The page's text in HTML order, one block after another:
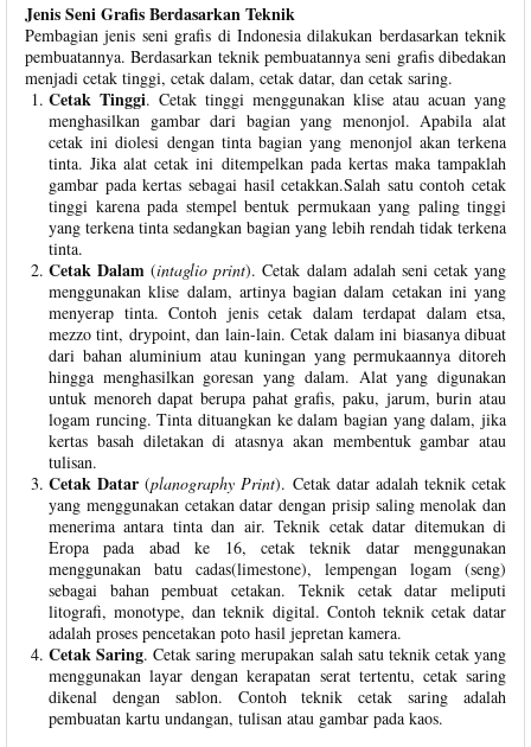
Jenis Seni Grafis Berdasarkan Teknik
Pembagian jenis seni grafis di Indonesia dilakukan berdasarkan teknik
pembuatannya. Berdasarkan teknik pembuatannya seni grafis dibedakan
menjadi cetak tinggi, cetak dalam, cetak datar, dan cetak saring.
Cetak Tinggi. Cetak tinggi menggunakan klise atau acuan yang
menghasilkan gambar dari bagian yang menonjol. Apabila alat
cetak ini diolesi dengan tinta bagian yang menonjol akan terkena
tinta. Jika alat cetak ini ditempelkan pada kertas maka tampaklah
gambar pada kertas sebagai hasil cetakkan.Salah satu contoh cetak
tinggi karena pada stempel bentuk permukaan yang paling tinggi
yang terkena tinta sedangkan bagian yang lebih rendah tidak terkena
tinta.
Cetak Dalam (intaglio print). Cetak dalam adalah seni cetak yang
menggunakan klise dalam, artinya bagian dalam cetakan ini yang
menyerap tinta. Contoh jenis cetak dalam terdapat dalam etsa,
mezzo tint, drypoint, dan lain-lain. Cetak dalam ini biasanya dibuat
dari bahan aluminium atau kuningan yang permukaannya ditoreh
hingga menghasilkan goresan yang dalam. Alat yang digunakan
untuk menoreh dapat berupa pahat grafis, paku, jarum, burin atau
logam runcing. Tinta dituangkan ke dalam bagian yang dalam, jika
kertas basah diletakan di atasnya akan membentuk gambar atau
tulisan.
Cetak Datar (planography Print). Cetak datar adalah teknik cetak
yang menggunakan cetakan datar dengan prisip saling menolak dan
menerima antara tinta dan air. Teknik cetak datar ditemukan di
Eropa pada abad ke 16, cetak teknik datar menggunakan
menggunakan batu cadas(limestone), lempengan logam (seng)
sebagai bahan pembuat cetakan. Teknik cetak datar meliputi
litografi, monotype, dan teknik digital. Contoh teknik cetak datar
adalah proses pencetakan poto hasil jepretan kamera.
Cetak Saring. Cetak saring merupakan salah satu teknik cetak yang
menggunakan layar dengan kerapatan serat tertentu, cetak saring
dikenal dengan sablon. Contoh teknik cetak saring adalah
pembuatan kartu undangan, tulisan atau gambar pada kaos.